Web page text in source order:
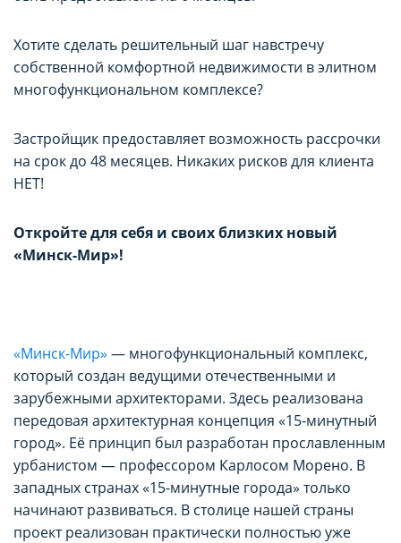
Хотите сделать решительный шаг навстречу
собственной комфортной недвижимости в элитном
многофункциональном комплексе?
Застройщик предоставляет возможность рассрочки
на срок до 48 месяцев. Никаких рисков для клиента
НЕТ!
Откройте для себя и своих близких новый
«Минск-Мир»!
«Минск-Мир» — многофункциональный комплекс,
который создан ведущими отечественными и
зарубежными архитекторами. Здесь реализована
передовая архитектурная концепция «15-минутный
город». Её принцип был разработан прославленным
урбанистом — профессором Карлосом Морено. В
западных странах «15-минутные города» только
начинают развиваться. В столице нашей страны
проект реализован практически полностью уже